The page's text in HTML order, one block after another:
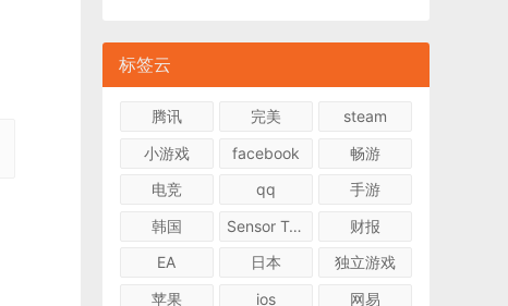
标签云
腾讯 完美
steam
小游戏
facebook
畅游
电竞
qq
手游
韩国
Sensor Tower
财报
EA
日本
独立游戏
苹果
ios 网易